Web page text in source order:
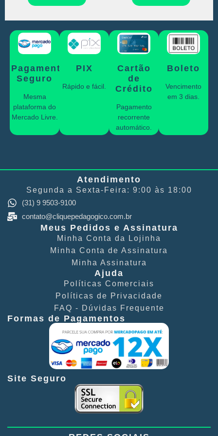
Pagamento
Seguro
Mesma
plataforma do
Mercado Livre.
PIX
Rápido e fácil.
Cartão
de
Crédito
Pagamento
recorrente
automático.
Boleto
Vencimento
em 3 dias.
Atendimento
Segunda a Sexta-Feira: 9:00 às 18:00
(31) 9 9503-9100
contato@cliquepedagogico.com.br
Meus Pedidos e Assinatura
Minha Conta​ da Lojinha
Minha Conta de Assinatura
Minha Assinatura
Ajuda
Políticas Comerciais​
Políticas de Privacidade​
FAQ - Dúvidas Frequente​
Formas de Pagamentos
Site Seguro